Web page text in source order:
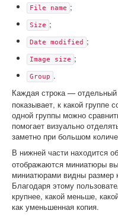
File name ;
Size ;
Date modified ;
Image size ;
Group .
Каждая строка —
показывает, к какой группе
одной группы можно
помогает визуально
заметно при большом
В нижней части находится
отображаются миниатюры
миниатюрами видны размер
Благодаря этому
крупнее, какой меньше,
как уменьшенная копия.